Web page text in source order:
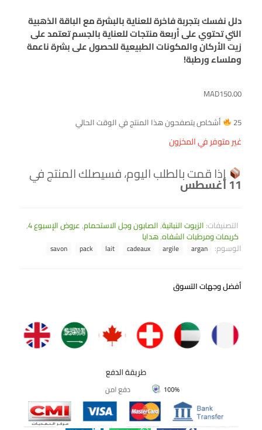
دلل نفسك بتجربة فاخرة للعناية بالبشرة مع الباقة الذهبية
التي تحتوي على أربعة منتجات للعناية بالجسم تعتمد على
زيت الأركان والمكونات الطبيعية للحصول على بشرة ناعمة
وملساء ورطبة!
MAD150.00
25 أشخاص يتصفحون هذا المنتج في الوقت الحالي
غير متوفر في المخزون
إذا قمت بالطلب اليوم، فسيصلك المنتج في
11 أغسطس
التصنيفات: الزيوت النباتية,الصابون وجل الاستحمام,عروض الإسبوع 4 ,
كريمات ومرطبات الشفاه,هدايا
الوسوم: argan
argile
cadeaux
lait
pack
savon
أفضل وجهات التسوق